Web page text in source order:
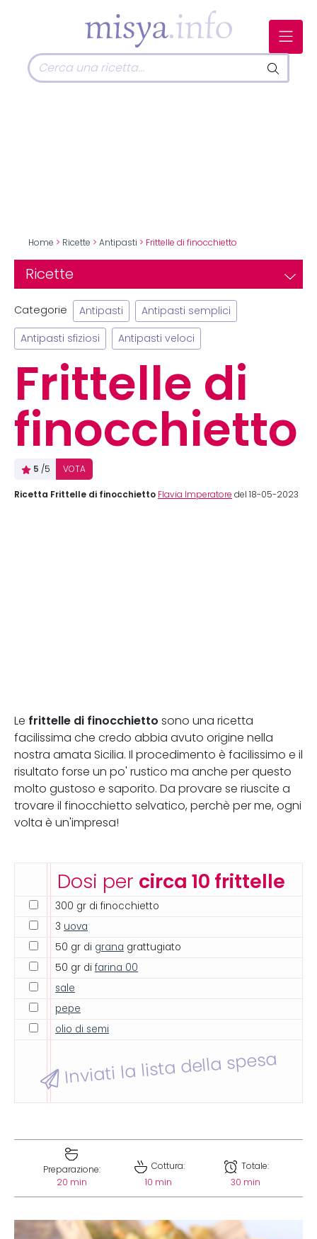
Home > Ricette > Antipasti > Frittelle di finocchietto
Ricette
Categorie Antipasti Antipasti semplici
Antipasti sfiziosi Antipasti veloci
Frittelle di
finocchietto
5 /5 VOTA
Ricetta Frittelle di finocchietto Flavia Imperatore del 18-05-2023
Le frittelle di finocchietto sono una ricetta
facilissima che credo abbia avuto origine nella
nostra amata Sicilia. Il procedimento è facilissimo e il
risultato forse un po' rustico ma anche per questo
molto gustoso e saporito. Da provare se riuscite a
trovare il finocchietto selvatico, perchè per me, ogni
volta è un'impresa!
Dosi per circa 10 frittelle
300 gr di finocchietto
3 uova
50 gr di grana grattugiato
50 gr di farina 00
sale
pepe
olio di semi
Inviati la lista della spesa
Preparazione:
20 min
Cottura:
10 min
Totale:
30 min